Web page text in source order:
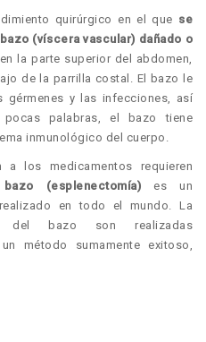
quirúrgico en el que se
(víscera vascular) dañado o
la parte superior del abdomen,
de la parrilla costal. El bazo le
gérmenes y las infecciones, así
palabras, el bazo tiene
inmunológico del cuerpo.
los medicamentos requieren
(esplenectomía) es un
en todo el mundo. La
bazo son realizadas
método sumamente exitoso,